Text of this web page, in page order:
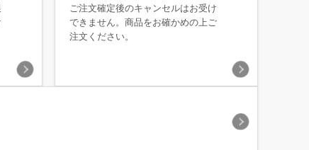
ご注文確定後のキャンセルはお受け
できません。商品をお確かめの上ご
注文ください。